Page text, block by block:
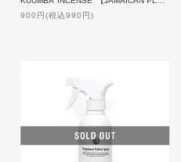
900円(税込990円)